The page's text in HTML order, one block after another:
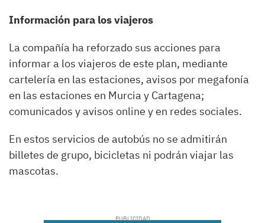
Información para los viajeros
La compañía ha reforzado sus acciones para
informar a los viajeros de este plan, mediante
cartelería en las estaciones, avisos por megafonía
en las estaciones en Murcia y Cartagena;
comunicados y avisos online y en redes sociales.
En estos servicios de autobús no se admitirán
billetes de grupo, bicicletas ni podrán viajar las
mascotas.